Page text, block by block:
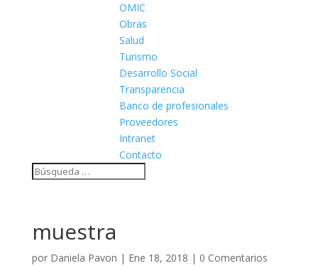
OMIC
Obras
Salud
Turismo
Desarrollo Social
Transparencia
Banco de profesionales
Proveedores
Intranet
Contacto
muestra
por Daniela Pavon | Ene 18, 2018 | 0 Comentarios